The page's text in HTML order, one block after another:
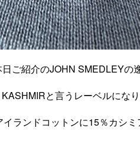
ご紹介のJOHN SMEDLEYの
と言うレーベルになり
ランドコットンに15％カシミ